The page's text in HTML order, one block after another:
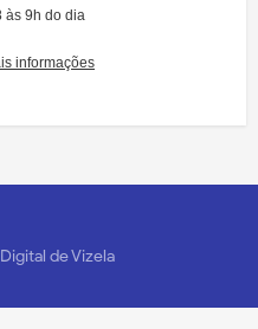
Digital de Vizela